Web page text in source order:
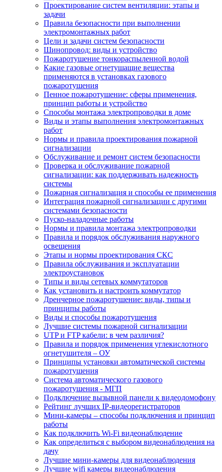
Проектирование систем вентиляции: этапы и
задачи
Правила безопасности при выполнении
электромонтажных работ
Цели и задачи систем безопасности
Шинопровод: виды и устройство
Пожаротушение тонкораспыленной водой
Какие газовые огнетушащие вещества
применяются в установках газового
пожаротушения
Пенное пожаротушение: сферы применения,
принцип работы и устройство
Способы монтажа электропроводки в доме
Виды и этапы выполнения электромонтажных
работ
Нормы и правила проектирования пожарной
сигнализации
Обслуживание и ремонт систем безопасности
Проверка и обслуживание пожарной
сигнализации: как поддерживать надежность
системы
Пожарная сигнализация и способы ее применения
Интеграция пожарной сигнализации с другими
системами безопасности
Пуско-наладочные работы
Нормы и правила монтажа электропроводки
Правила и порядок обслуживания наружного
освещения
Этапы и нормы проектирования СКС
Правила обслуживания и эксплуатации
электроустановок
Типы и виды сетевых коммутаторов
Как установить и настроить коммутатор
Дренчерное пожаротушение: виды, типы и
принципы работы
Виды и способы пожаротушения
Лучшие системы пожарной сигнализации
UTP и FTP кабели: в чем различия?
Правила и порядок применения углекислотного
огнетушителя – ОУ
Принципы установки автоматической системы
пожаротушения
Система автоматического газового
пожаротушения - МГП
Подключение вызывной панели к видеодомофону
Рейтинг лучших IP-видеорегистраторов
Мини-камеры – способы подключения и принцип
работы
Как подключить Wi-Fi видеонаблюдение
Как определиться с выбором видеонаблюдения на
дачу
Лучшие мини-камеры для видеонаблюдения
Лучшие wifi камеры видеонаблюдения